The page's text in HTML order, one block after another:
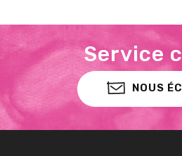
Service
NOUS